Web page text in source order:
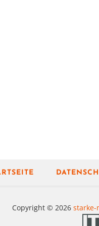
Copyright © 2026 starke-